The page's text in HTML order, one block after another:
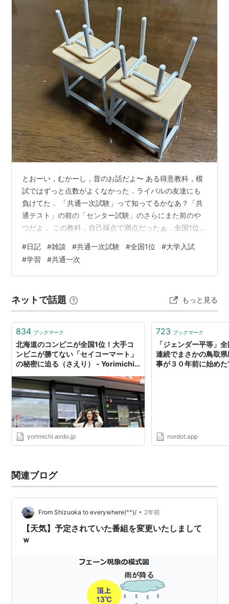
とおーい，むかーし，昔のお話だよ〜 ある得意教科，模
試ではずっと点数がよくなかった．ライバルの友達にも
負けてた． 「共通一次試験」って知ってるかなあ？「共
通テスト」の前の「センター試験」のさらにまた前のや
つだよ． この教科，自己採点で満点だったぁ．全国1位．
科，たぶんこれも満点というおまけ付き．
#日記 #雑談 #共通一次試験 #全国1位 #大学入試
#学習 #共通一次
ネットで話題 もっと見る
834 ブックマーク
北海道のコンビニが全国1位！大手コ
ンビニが勝てない「セイコーマート」
の秘密に迫る（さえり） - Yorimichi
yorimichi.airdo.jp
723 ブックマーク
「ジェンダー平等」
連続でまさかの鳥取
事が３０年前に始め
nordot.app
関連ブログ
From Shizuoka to everywhere(^^)/ • 2年前
【天気】予定されていた番組を変更いたしまして
ｗ